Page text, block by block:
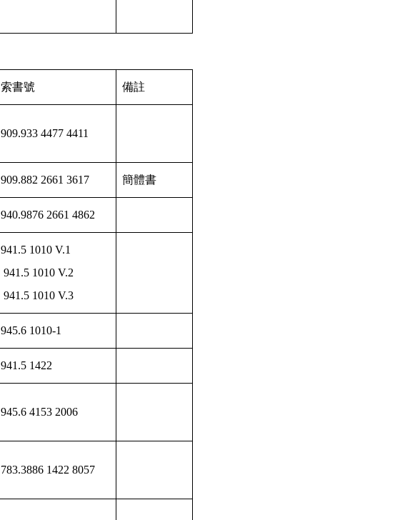
索書號 備註
909.933 4477 4411
909.882 2661 3617 簡體書
940.9876 2661 4862
941.5 1010 V.1
941.5 1010 V.2
941.5 1010 V.3
945.6 1010-1
941.5 1422
945.6 4153 2006
783.3886 1422 8057